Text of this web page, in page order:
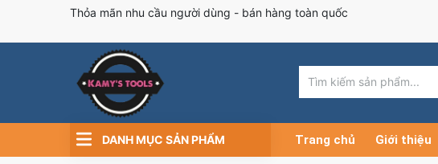
Thỏa mãn nhu cầu người dùng - bán hàng toàn quốc
DANH MỤC SẢN PHẨM Trang chủ Giới thiệu